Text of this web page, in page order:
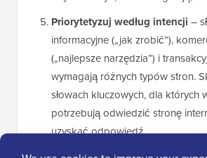
Priorytetyzuj według intencji –
informacyjne („jak zrobić”),
(„najlepsze narzędzia”) i
wymagają różnych typów stron.
słowach kluczowych, dla których
potrzebują odwiedzić stronę
uzyskać odpowiedź.